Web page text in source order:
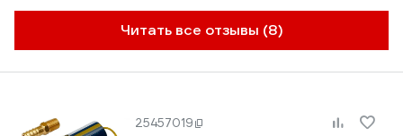
Читать все отзывы (8)
25457019